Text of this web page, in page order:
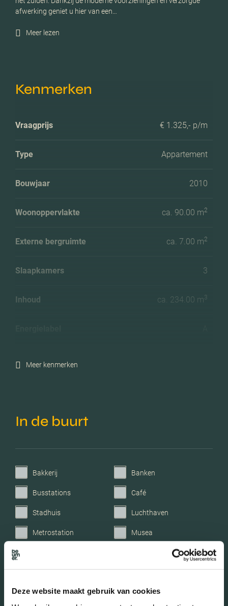
Deze website maakt gebruik van cookies
afwerking geniet u hier van een…
Meer lezen
Kenmerken
Vraagprijs € 1.325,- p/m
Type Appartement
Bouwjaar 2010
Woonoppervlakte ca. 90.00 m2
Externe bergruimte ca. 7.00 m2
Slaapkamers 3
Inhoud ca. 234.00 m3
Meer kenmerken
In de buurt
Bakkerij Banken
Busstations Café
Stadhuis Luchthaven
Metrostation Musea
Parkeerplaats
Sportschool Winkels